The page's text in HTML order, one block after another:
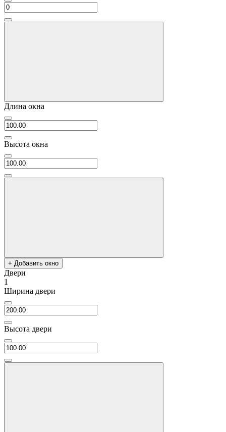
Длина окна
Высота окна
+ Добавить окно
Двери
1
Ширина двери
Высота двери